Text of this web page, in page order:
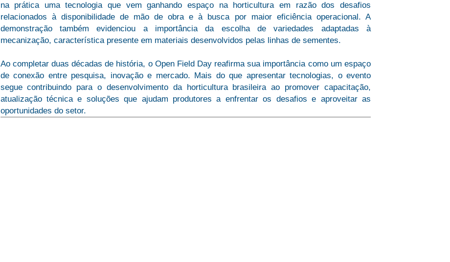
na prática uma tecnologia que vem ganhando espaço na horticultura em razão dos desafios
relacionados à disponibilidade de mão de obra e à busca por maior eficiência operacional. A
demonstração também evidenciou a importância da escolha de variedades adaptadas à
mecanização, característica presente em materiais desenvolvidos pelas linhas de sementes.
Ao completar duas décadas de história, o Open Field Day reafirma sua importância como um espaço
de conexão entre pesquisa, inovação e mercado. Mais do que apresentar tecnologias, o evento
segue contribuindo para o desenvolvimento da horticultura brasileira ao promover capacitação,
atualização técnica e soluções que ajudam produtores a enfrentar os desafios e aproveitar as
oportunidades do setor.